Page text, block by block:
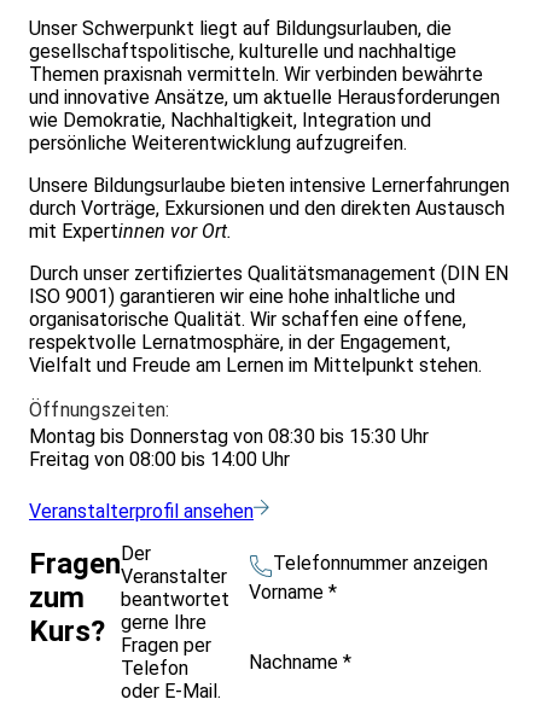
Unser Schwerpunkt liegt auf Bildungsurlauben, die
gesellschaftspolitische, kulturelle und nachhaltige
Themen praxisnah vermitteln. Wir verbinden bewährte
und innovative Ansätze, um aktuelle Herausforderungen
wie Demokratie, Nachhaltigkeit, Integration und
persönliche Weiterentwicklung aufzugreifen.
Unsere Bildungsurlaube bieten intensive Lernerfahrungen
durch Vorträge, Exkursionen und den direkten Austausch
mit Expertinnen vor Ort.
Durch unser zertifiziertes Qualitätsmanagement (DIN EN
ISO 9001) garantieren wir eine hohe inhaltliche und
organisatorische Qualität. Wir schaffen eine offene,
respektvolle Lernatmosphäre, in der Engagement,
Vielfalt und Freude am Lernen im Mittelpunkt stehen.
Öffnungszeiten:
Montag bis Donnerstag von 08:30 bis 15:30 Uhr
Freitag von 08:00 bis 14:00 Uhr
Veranstalterprofil ansehen
Fragen
zum
Kurs?
Der
Veranstalter
beantwortet
gerne Ihre
Fragen per
Telefon
oder E-Mail.
Telefonnummer anzeigen
Vorname *
Nachname *